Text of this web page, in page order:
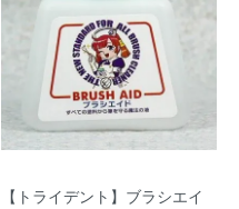
【トライデント】ブラシエイ